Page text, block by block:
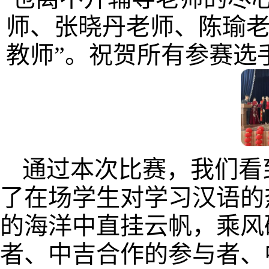
师、张晓丹老师、陈瑜
教师”。祝贺所有参赛
通过本次比赛，我们
了在场学生对学习汉语
的海洋中直挂云帆，乘
者、中吉合作的参与者